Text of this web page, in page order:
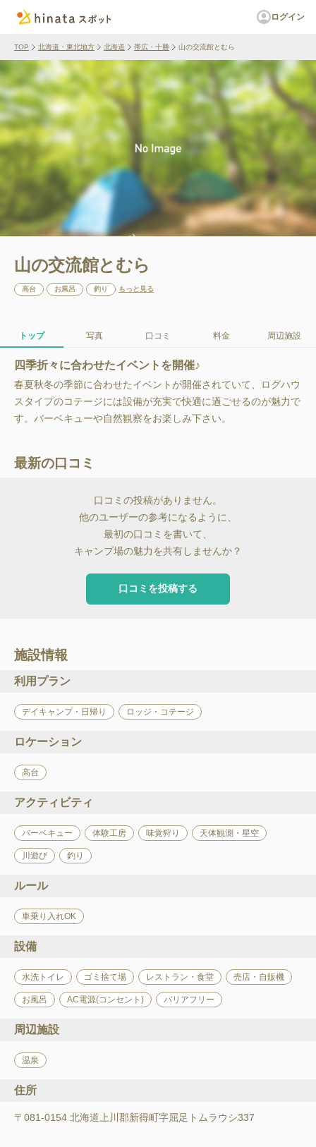
ログイン
TOP 北海道・東北地方 北海道 帯広・十勝 山の交流館とむら
山の交流館とむら
高台 お風呂 釣り もっと見る
トップ 写真 口コミ 料金 周辺施設
四季折々に合わせたイベントを開催♪
春夏秋冬の季節に合わせたイベントが開催されていて、ログハウ
スタイプのコテージには設備が充実で快適に過ごせるのが魅力で
す。バーベキューや自然観察をお楽しみ下さい。
最新の口コミ
口コミの投稿がありません。
他のユーザーの参考になるように、
最初の口コミを書いて、
キャンプ場の魅力を共有しませんか？
口コミを投稿する
施設情報
利用プラン
デイキャンプ・日帰り ロッジ・コテージ
ロケーション
高台
アクティビティ
バーベキュー 体験工房 味覚狩り 天体観測・星空
川遊び 釣り
ルール
車乗り入れOK
設備
水洗トイレ ゴミ捨て場 レストラン・食堂 売店・自販機
お風呂 AC電源(コンセント) バリアフリー
周辺施設
温泉
住所
〒081-0154 北海道上川郡新得町字屈足トムラウシ337